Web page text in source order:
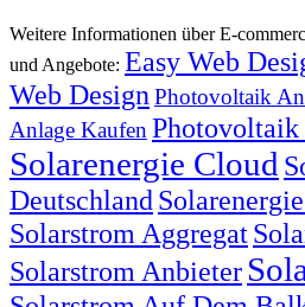
Weitere Informationen über E-
und Angebote: Easy Web
Web Design Photovoltaik
Anlage Kaufen Photovoltaik
Solarenergie Cloud
Deutschland
Solarstrom Aggregat
Solarstrom Anbieter